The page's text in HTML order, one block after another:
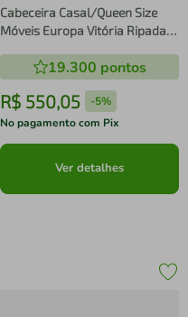
Cabeceira Casal/Queen Size
Móveis Europa Vitória Ripada
- 166cm de largura
19.300 pontos
R$ 550,05 -5%
No pagamento com Pix
Ver detalhes